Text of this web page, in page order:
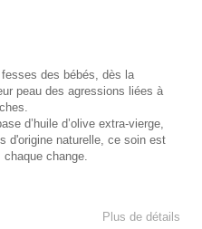
des bébés, dès la
peau des agressions liées à
d’huile d’olive extra-vierge,
d'origine naturelle, ce soin est
change.
Plus de détails